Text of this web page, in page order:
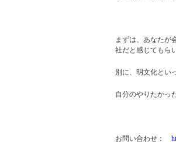
まずは、あなたが
社だと感じてもら
別に、明文化とい
自分のやりたかっ
お問い合わせ：